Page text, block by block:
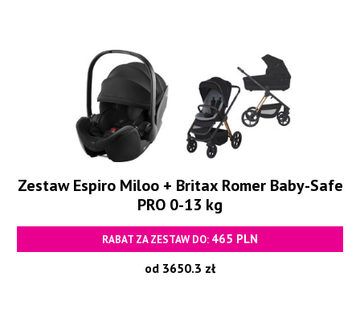
Zestaw Espiro Miloo + Britax Romer Baby-Safe
PRO 0-13 kg
RABAT ZA ZESTAW DO: 465 PLN
od 3650.3 zł